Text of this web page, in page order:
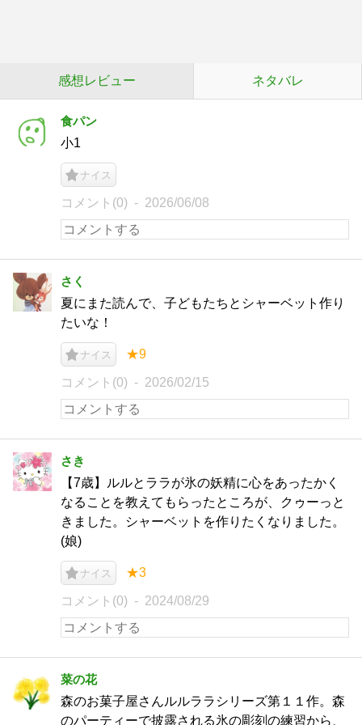
感想レビュー ネタバレ
食パン
小1
ナイス
コメント(0) 2026/06/08
さく
夏にまた読んで、子どもたちとシャーベット作り
たいな！
ナイス ★9
コメント(0) 2026/02/15
さき
【7歳】ルルとララが氷の妖精に心をあったかく
なることを教えてもらったところが、クゥーっと
きました。シャーベットを作りたくなりました。
(娘)
ナイス ★3
コメント(0) 2024/08/29
菜の花
森のお菓子屋さんルルララシリーズ第１１作。森
のパーティーで披露される氷の彫刻の練習から、